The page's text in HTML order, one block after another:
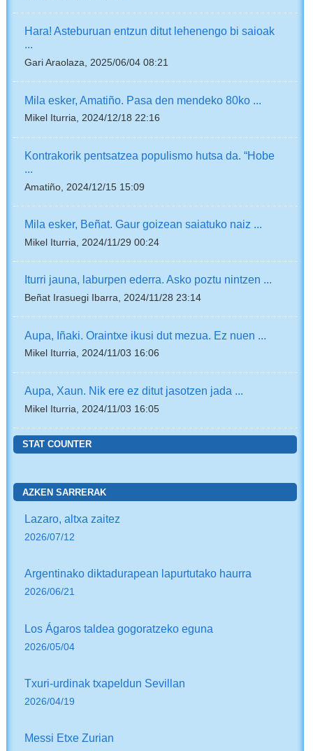
Hara! Asteburuan entzun ditut lehenengo bi saioak
...
Gari Araolaza, 2025/06/04 08:21
Mila esker, Amatiño. Pasa den mendeko 80ko ...
Mikel Iturria, 2024/12/18 22:16
Kontrakorik pentsatzea populismo hutsa da. “Hobe
...
Amatiño, 2024/12/15 15:09
Mila esker, Beñat. Gaur goizean saiatuko naiz ...
Mikel Iturria, 2024/11/29 00:24
Iturri jauna, laburpen ederra. Asko poztu nintzen ...
Beñat Irasuegi Ibarra, 2024/11/28 23:14
Aupa, Iñaki. Oraintxe ikusi dut mezua. Ez nuen ...
Mikel Iturria, 2024/11/03 16:06
Aupa, Xaun. Nik ere ez ditut jasotzen jada ...
Mikel Iturria, 2024/11/03 16:05
STAT COUNTER
AZKEN SARRERAK
Lazaro, altxa zaitez
2026/07/12
Argentinako diktadurapean lapurtutako haurra
2026/06/21
Los Ágaros taldea gogoratzeko eguna
2026/05/04
Txuri-urdinak txapeldun Sevillan
2026/04/19
Messi Etxe Zurian